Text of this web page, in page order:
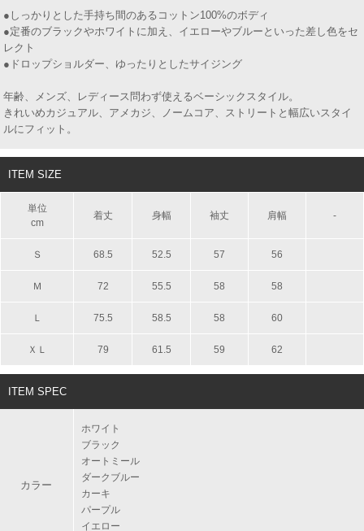
●しっかりとした手持ち間のあるコットン100%のボディ
●定番のブラックやホワイトに加え、イエローやブルーといった差し色をセ
レクト
●ドロップショルダー、ゆったりとしたサイジング
年齢、メンズ、レディース問わず使えるベーシックスタイル。
きれいめカジュアル、アメカジ、ノームコア、ストリートと幅広いスタイ
ルにフィット。
ITEM SIZE
単位
cm
着丈 身幅 袖丈 肩幅 -
Ｓ 68.5 52.5 57 56
Ｍ 72 55.5 58 58
Ｌ 75.5 58.5 58 60
ＸＬ 79 61.5 59 62
ITEM SPEC
カラー
ホワイト
ブラック
オートミール
ダークブルー
カーキ
パープル
イエロー